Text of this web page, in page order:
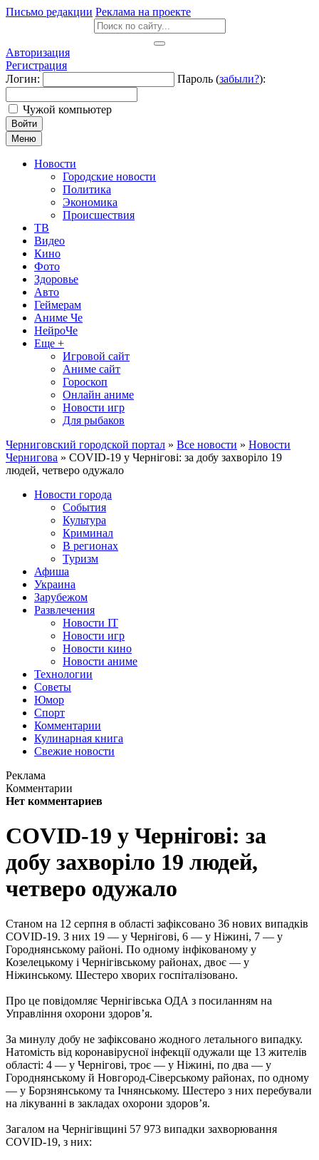
Письмо редакции Реклама на проекте
Авторизация
Регистрация
Логин:
Пароль (забыли?):
Чужой компьютер
Войти
Меню
Новости
Городские новости
Политика
Экономика
Происшествия
ТВ
Видео
Кино
Фото
Здоровье
Авто
Геймерам
Аниме Че
НейроЧе
Еще +
Игровой сайт
Аниме сайт
Гороскоп
Онлайн аниме
Новости игр
Для рыбаков
Черниговский городской портал » Все новости » Новости
Чернигова » COVID-19 у Чернігові: за добу захворіло 19
людей, четверо одужало
Новости города
События
Культура
Криминал
В регионах
Туризм
Афиша
Украина
Зарубежом
Развлечения
Новости IT
Новости игр
Новости кино
Новости аниме
Технологии
Советы
Юмор
Спорт
Комментарии
Кулинарная книга
Свежие новости
Реклама
Комментарии
Нет комментариев
COVID-19 у Чернігові: за
добу захворіло 19 людей,
четверо одужало
Станом на 12 серпня в області зафіксовано 36 нових випадків
COVID-19. З них 19 — у Чернігові, 6 — у Ніжині, 7 — у
Городнянському районі. По одному інфікованому у
Козелецькому і Чернігівському районах, двоє — у
Ніжинському. Шестеро хворих госпіталізовано.
Про це повідомляє Чернігівська ОДА з посиланням на
Управління охорони здоров’я.
За минулу добу не зафіксовано жодного летального випадку.
Натомість від коронавірусної інфекції одужали ще 13 жителів
області: 4 — у Чернігові, троє — у Ніжині, по два — у
Городнянському й Новгород-Сіверському районах, по одному
— у Борзнянському та Ічнянському. Шестеро з них перебували
на лікуванні в закладах охорони здоров’я.
Загалом на Чернігівщині 57 973 випадки захворювання
COVID-19, з них: